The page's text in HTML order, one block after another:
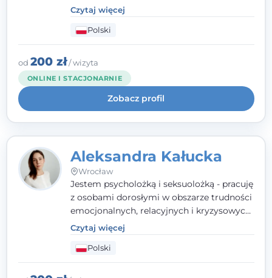
doświadczają kryzysów psychicznych,
traumy, stanów lękowych i trudności
relacyjnych. W pracy kieruję się
uważnością, empatią i głębokim
szacunkiem dla indywidualnej historii
każdego człowieka. Jestem w trakcie
czteroletniej szkoły psychoterapii
poznawczo-behawioralnej
rekomendowanej przez PTTPB.
Czytaj więcej
Polski
od 200 zł/ wizyta
ONLINE I STACJONARNIE
Zobacz profil
Aleksandra Kałucka
Wrocław
Jestem psycholożką i seksuolożką - pracuję
z osobami dorosłymi w obszarze trudności
emocjonalnych, relacyjnych i kryzysowych,
w tym z osobami po doświadczeniach
przemocy. Ukończyłam psychologię
kliniczną oraz studia podyplomowe z
interwencji kryzysowej i seksuologii
Czytaj więcej
Polski